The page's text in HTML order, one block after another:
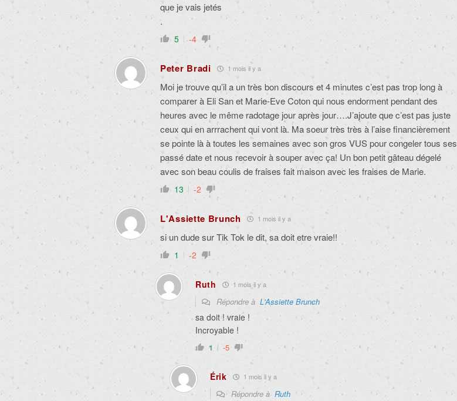
que je vais jetés
.
5 -4
Peter Bradi 1 mois il y a
Moi je trouve qu’il a un très bon discours et 4 minutes c’est pas trop long à
comparer à Eli San et Marie-Eve Coton qui nous endorment pendant des
heures avec le même radotage jour après jour….J’ajoute que c’est pas juste
ceux qui en arrrachent qui vont là. Ma soeur très très à l’aise financièrement
se pointe là à toutes les semaines avec son gros VUS pour congeler tous ses
passé date et nous recevoir à souper avec ça! Un bon petit gâteau dégelé
avec son beau coulis de fraises fait maison avec les fraises de Marie.
13 -2
L'Assiette Brunch 1 mois il y a
si un dude sur Tik Tok le dit, sa doit etre vraie!!
1 -2
Ruth 1 mois il y a
Répondre à L'Assiette Brunch
sa doit ! vraie !
Incroyable !
1 -5
Érik 1 mois il y a
Répondre à Ruth